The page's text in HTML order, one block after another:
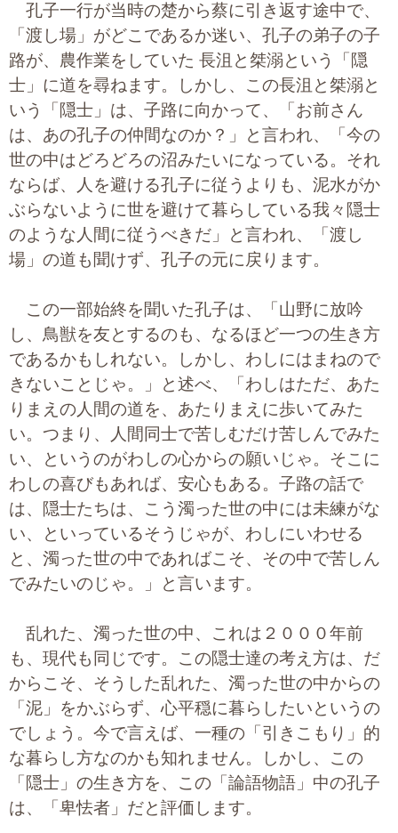
孔子一行が当時の楚から蔡に引き返す途中で、
「渡し場」がどこであるか迷い、孔子の弟子の子
路が、農作業をしていた 長沮と桀溺という「隠
士」に道を尋ねます。しかし、この長沮と桀溺と
いう「隠士」は、子路に向かって、「お前さん
は、あの孔子の仲間なのか？」と言われ、「今の
世の中はどろどろの沼みたいになっている。それ
ならば、人を避ける孔子に従うよりも、泥水がか
ぶらないように世を避けて暮らしている我々隠士
のような人間に従うべきだ」と言われ、「渡し
場」の道も聞けず、孔子の元に戻ります。
この一部始終を聞いた孔子は、「山野に放吟
し、鳥獣を友とするのも、なるほど一つの生き方
であるかもしれない。しかし、わしにはまねので
きないことじゃ。」と述べ、「わしはただ、あた
りまえの人間の道を、あたりまえに歩いてみた
い。つまり、人間同士で苦しむだけ苦しんでみた
い、というのがわしの心からの願いじゃ。そこに
わしの喜びもあれば、安心もある。子路の話で
は、隠士たちは、こう濁った世の中には未練がな
い、といっているそうじゃが、わしにいわせる
と、濁った世の中であればこそ、その中で苦しん
でみたいのじゃ。」と言います。
乱れた、濁った世の中、これは２０００年前
も、現代も同じです。この隠士達の考え方は、だ
からこそ、そうした乱れた、濁った世の中からの
「泥」をかぶらず、心平穏に暮らしたいというの
でしょう。今で言えば、一種の「引きこもり」的
な暮らし方なのかも知れません。しかし、この
「隠士」の生き方を、この「論語物語」中の孔子
は、「卑怯者」だと評価します。
06-6889-6018
営業時間: 9：00～18：009：00～18：00